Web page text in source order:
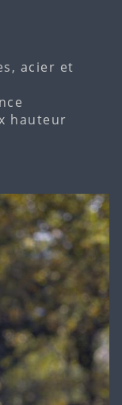
acier et
hauteur